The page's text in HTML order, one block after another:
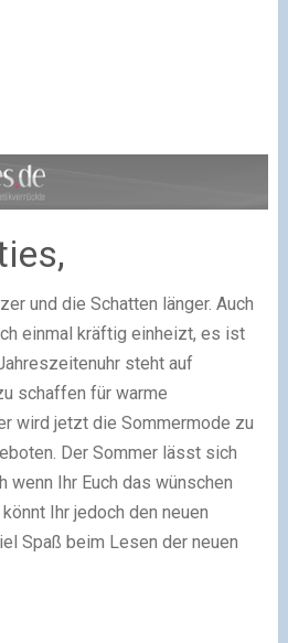
und die Schatten länger. Auch
einmal kräftig einheizt, es ist
steht auf
schaffen für warme
wird jetzt die Sommermode zu
Der Sommer lässt sich
wenn Ihr Euch das wünschen
Ihr jedoch den neuen
Spaß beim Lesen der neuen